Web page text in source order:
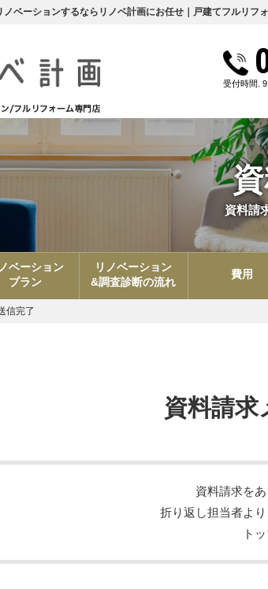
ベーションするならリノベ計画にお任せ｜戸建てフルリフ
受付時間.
資料請
ベーション
プラン
リノベーション
&調査診断の流れ
費用
信完了
資料請求
資料請求を
折り返し担当者よ
ト